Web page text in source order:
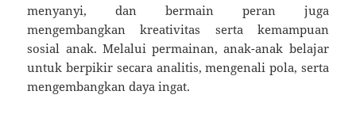
menyanyi, dan bermain peran juga
mengembangkan kreativitas serta kemampuan
sosial anak. Melalui permainan, anak-anak belajar
untuk berpikir secara analitis, mengenali pola, serta
mengembangkan daya ingat.